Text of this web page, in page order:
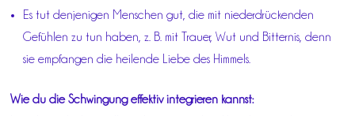
Es tut denjenigen Menschen gut, die mit niederdrückenden
Gefühlen zu tun haben, z. B. mit Trauer, Wut und Bitternis, denn
sie empfangen die heilende Liebe des Himmels.
Wie du die Schwingung effektiv integrieren kannst: